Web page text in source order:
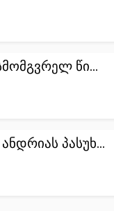
წი...
პასუხ...